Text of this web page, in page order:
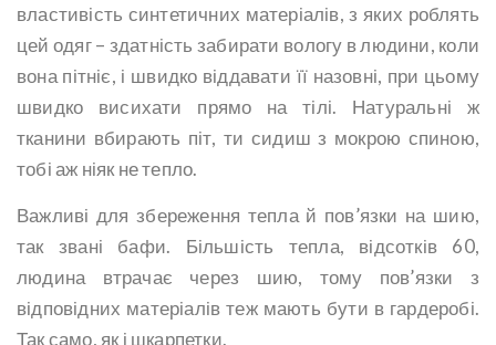
властивість синтетичних матеріалів, з яких роблять
цей одяг – здатність забирати вологу в людини, коли
вона пітніє, і швидко віддавати її назовні, при цьому
швидко висихати прямо на тілі. Натуральні ж
тканини вбирають піт, ти сидиш з мокрою спиною,
тобі аж ніяк не тепло.
Важливі для збереження тепла й пов’язки на шию,
так звані бафи. Більшість тепла, відсотків 60,
людина втрачає через шию, тому пов’язки з
відповідних матеріалів теж мають бути в гардеробі.
Так само, як і шкарпетки.